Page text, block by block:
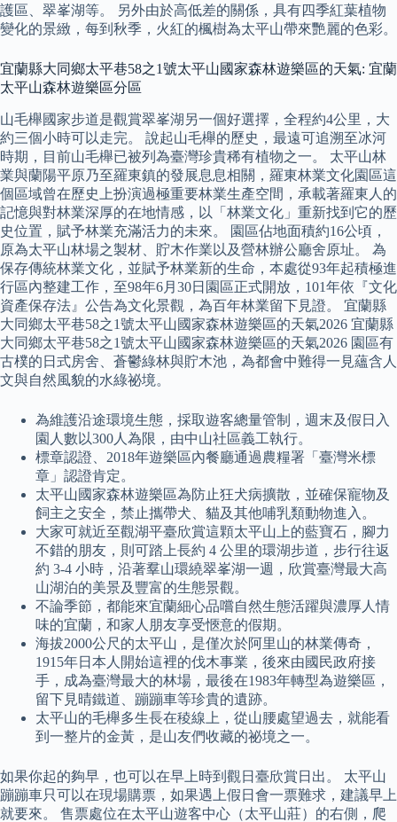
護區、翠峯湖等。 另外由於高低差的關係，具有四季紅葉植物
變化的景緻，每到秋季，火紅的楓樹為太平山帶來艷麗的色彩。
宜蘭縣大同鄉太平巷58之1號太平山國家森林遊樂區的天氣: 宜蘭
太平山森林遊樂區分區
山毛櫸國家步道是觀賞翠峯湖另一個好選擇，全程約4公里，大
約三個小時可以走完。 說起山毛櫸的歷史，最遠可追溯至冰河
時期，目前山毛櫸已被列為臺灣珍貴稀有植物之一。 太平山林
業與蘭陽平原乃至羅東鎮的發展息息相關，羅東林業文化園區這
個區域曾在歷史上扮演過極重要林業生產空間，承載著羅東人的
記憶與對林業深厚的在地情感，以「林業文化」重新找到它的歷
史位置，賦予林業充滿活力的未來。 園區佔地面積約16公頃，
原為太平山林場之製材、貯木作業以及營林辦公廳舍原址。 為
保存傳統林業文化，並賦予林業新的生命，本處從93年起積極進
行區內整建工作，至98年6月30日園區正式開放，101年依『文化
資產保存法』公告為文化景觀，為百年林業留下見證。 宜蘭縣
大同鄉太平巷58之1號太平山國家森林遊樂區的天氣2026 宜蘭縣
大同鄉太平巷58之1號太平山國家森林遊樂區的天氣2026 園區有
古樸的日式房舍、蒼鬱綠林與貯木池，為都會中難得一見蘊含人
文與自然風貌的水綠祕境。
為維護沿途環境生態，採取遊客總量管制，週末及假日入
園人數以300人為限，由中山社區義工執行。
標章認證、2018年遊樂區內餐廳通過農糧署「臺灣米標
章」認證肯定。
太平山國家森林遊樂區為防止狂犬病擴散，並確保寵物及
飼主之安全，禁止攜帶犬、貓及其他哺乳類動物進入。
大家可就近至觀湖平臺欣賞這顆太平山上的藍寶石，腳力
不錯的朋友，則可踏上長約 4 公里的環湖步道，步行往返
約 3-4 小時，沿著羣山環繞翠峯湖一週，欣賞臺灣最大高
山湖泊的美景及豐富的生態景觀。
不論季節，都能來宜蘭細心品嚐自然生態活躍與濃厚人情
味的宜蘭，和家人朋友享受愜意的假期。
海拔2000公尺的太平山，是僅次於阿里山的林業傳奇，
1915年日本人開始這裡的伐木事業，後來由國民政府接
手，成為臺灣最大的林場，最後在1983年轉型為遊樂區，
留下見晴鐵道、蹦蹦車等珍貴的遺跡。
太平山的毛櫸多生長在稜線上，從山腰處望過去，就能看
到一整片的金黃，是山友們收藏的祕境之一。
如果你起的夠早，也可以在早上時到觀日臺欣賞日出。 太平山
蹦蹦車只可以在現場購票，如果遇上假日會一票難求，建議早上
就要來。 售票處位在太平山遊客中心（太平山莊）的右側，爬